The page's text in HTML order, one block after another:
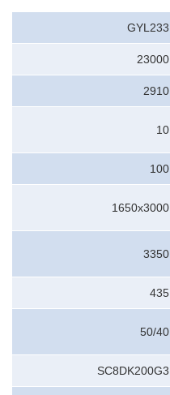
GYL233
23000
2910
10
100
1650x3000
3350
435
50/40
SC8DK200G3